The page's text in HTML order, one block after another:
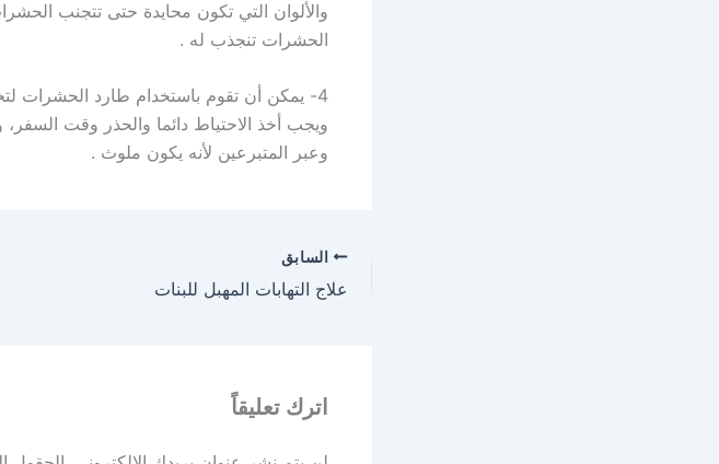
والألوان التي تكون محايدة حتى تتجنب
الحشرات تنجذب له .
4- يمكن أن تقوم باستخدام طارد الحشرات
ويجب أخذ الاحتياط دائما والحذر وقت
وعبر المتبرعين لأنه يكون ملوث .
السابق
علاج التهابات المهبل للبنات
اترك تعليقاً